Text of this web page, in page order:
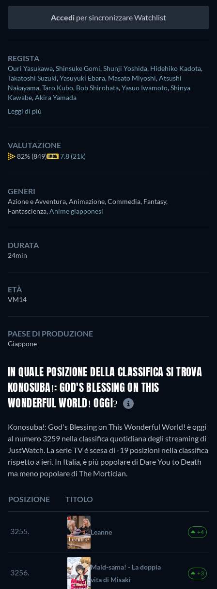
Accedi per sincronizzare Watchlist
REGISTA
Ouri Yasukawa,Shinsuke Gomi,Shunji Yoshida, Hidehiko Kadota,
Takatoshi Suzuki,Yasuyuki Ebara, Masato Miyoshi,Atsushi
Nakayama,Taro Kubo, Bob Shirohata,Yasuo Iwamoto,Shinya
Kawabe,Akira Yamada
Leggi di più
VALUTAZIONE
82% (849) 7.8 (21k)
GENERI
Azione e Avventura, Animazione, Commedia, Fantasy,
Fantascienza,Anime giapponesi
DURATA
24min
ETÀ
VM14
PAESE DI PRODUZIONE
Giappone
IN QUALE POSIZIONE DELLA CLASSIFICA SI TROVA
KONOSUBA!: GOD'S BLESSING ON THIS
WONDERFUL WORLD! OGGI?
Konosuba!: God's Blessing on This Wonderful World! è oggi
al numero 3259 nella classifica quotidiana degli streaming di
JustWatch. La serie TV è scesa di -19 posizioni nella classifica
rispetto a ieri. In Italia, è più popolare di Dare You to Death
ma meno popolare di The Mortician.
POSIZIONE TITOLO
3255. Leanne +4
3256.
Maid-sama! - La doppia
vita di Misaki
+3